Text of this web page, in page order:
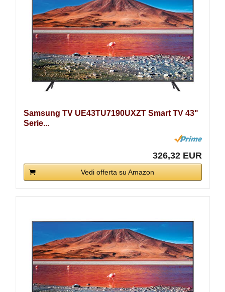
Samsung TV UE43TU7190UXZT Smart TV 43"
Serie...
326,32 EUR
Vedi offerta su Amazon